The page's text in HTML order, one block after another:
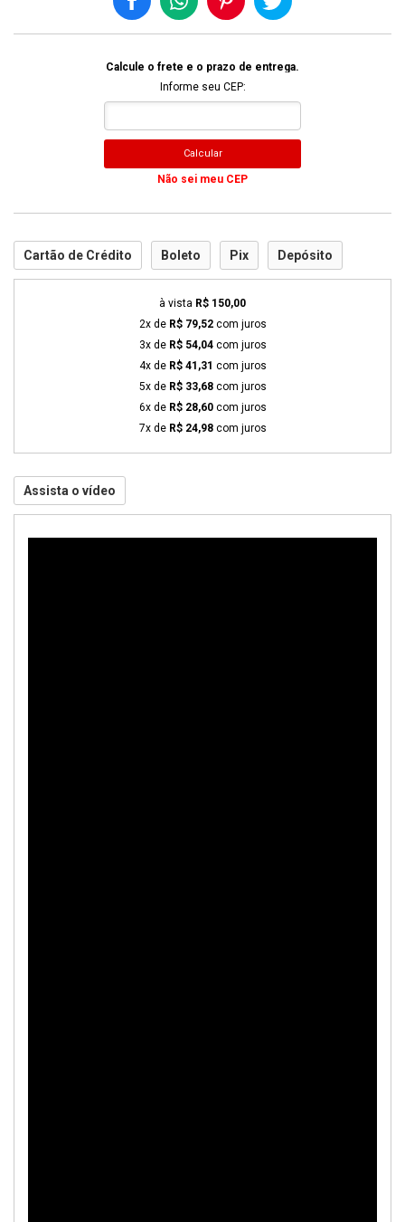
Calcule o frete e o prazo de entrega.
Informe seu CEP:
Calcular
Não sei meu CEP
Cartão de Crédito Boleto Pix Depósito
à vista R$ 150,00
2x de R$ 79,52com juros
3x de R$ 54,04com juros
4x de R$ 41,31 com juros
5x de R$ 33,68com juros
6x de R$ 28,60com juros
7x de R$ 24,98com juros
Assista o vídeo